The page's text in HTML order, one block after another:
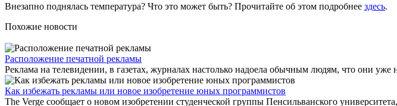
Внезапно поднялась температура? Что это может быть? Прочитайте об этом подробнее здесь.
Похожие новости
Расположение печатной рекламы
Реклама на телевидении, в газетах, журналах настолько надоела обычным людям, что они
Как избежать рекламы или новое изобретение юных программистов
The Verge сообщает о новом изобретении студенческой группы Пенсильванского